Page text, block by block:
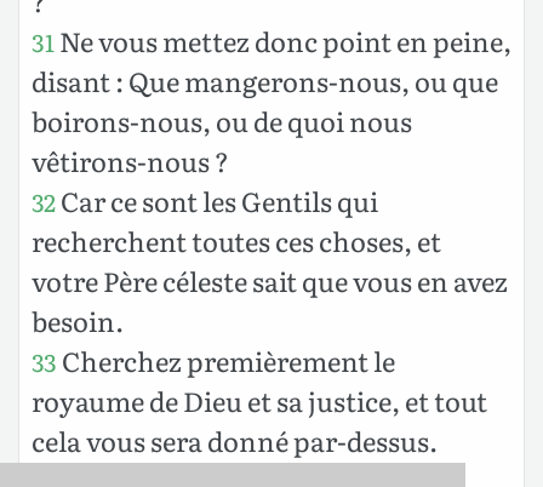
31 Ne vous mettez donc point en peine,
disant : Que mangerons-nous, ou que
boirons-nous, ou de quoi nous
vêtirons-nous ?
32Car ce sont les Gentils qui
recherchent toutes ces choses, et
votre Père céleste sait que vous en avez
besoin.
33 Cherchez premièrement le
royaume de Dieu et sa justice, et tout
cela vous sera donné par-dessus.